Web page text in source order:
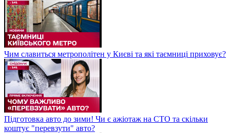
Чим славиться метрополітен у Києві та які таємниці приховує?
Підготовка авто до зими! Чи є ажіотаж на СТО та скільки
коштує "перевзути" авто?